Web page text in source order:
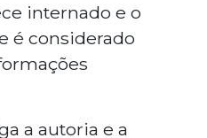
internado e o
é considerado
a autoria e a